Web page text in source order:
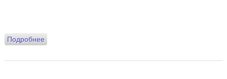
Подробнеео 25 сентября приглашаем детей на «Весёлые